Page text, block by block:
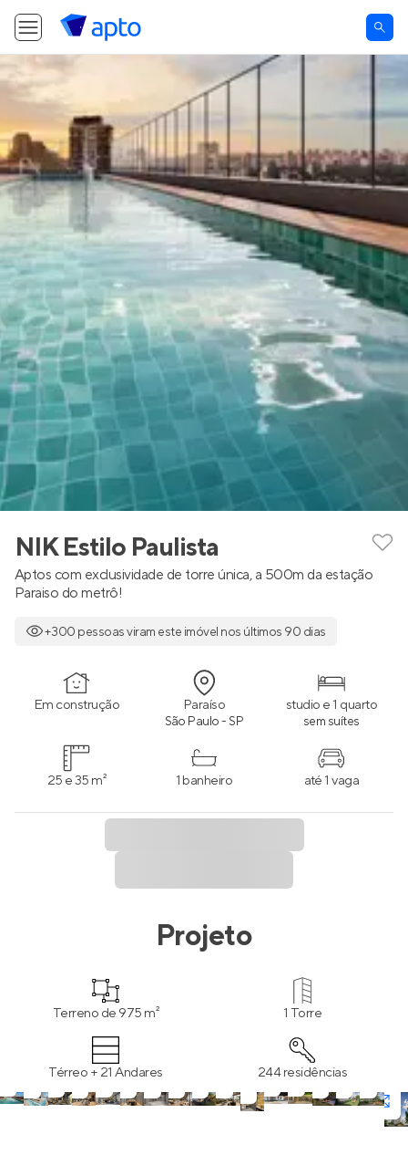
NIK Estilo Paulista
Aptos com exclusividade de torre única, a 500m da estação
Paraiso do metrô!
+300 pessoas viram este imóvel nos últimos 90 dias
Em construção Paraíso
São Paulo - SP
studio e 1 quarto
sem suítes
25 e 35 m² 1 banheiro até 1 vaga
Projeto
Terreno de 975 m² 1 Torre
Térreo + 21 Andares 244 residências